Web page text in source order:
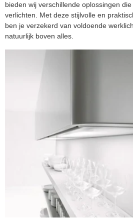
bieden wij verschillende oplossingen
verlichten. Met deze stijlvolle en
ben je verzekerd van voldoende
natuurlijk boven alles.